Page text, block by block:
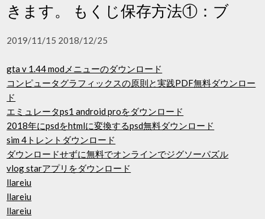
きます。 もくじ保存方法①：ブ
2019/11/15 2018/12/25
gta v 1.44 modメニューのダウンロード
コンピュータグラフィックスの原則と実践PDF無料ダウンロー
ド
エミュレータps1 android proをダウンロード
2018年にpsdをhtmlに変換するpsd無料ダウンロード
sim 4トレントダウンロード
ダウンロードせずに無料でオンラインでジグソーパズル
vlog starアプリをダウンロード
llareiu
llareiu
llareiu